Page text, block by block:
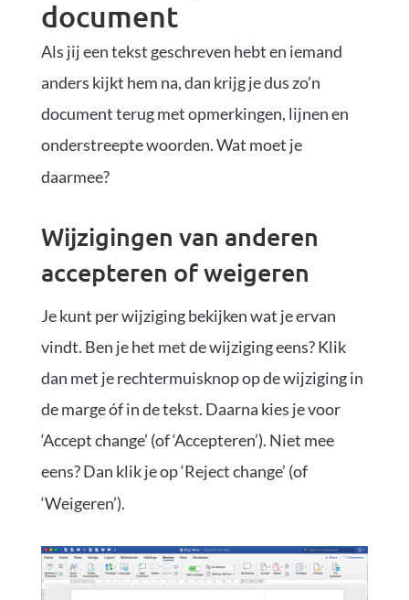
document
Als jij een tekst geschreven hebt en iemand
anders kijkt hem na, dan krijg je dus zo’n
document terug met opmerkingen, lijnen en
onderstreepte woorden. Wat moet je
daarmee?
Wijzigingen van anderen
accepteren of weigeren
Je kunt per wijziging bekijken wat je ervan
vindt. Ben je het met de wijziging eens? Klik
dan met je rechtermuisknop op de wijziging in
de marge óf in de tekst. Daarna kies je voor
‘Accept change’ (of ‘Accepteren’). Niet mee
eens? Dan klik je op ‘Reject change’ (of
‘Weigeren’).